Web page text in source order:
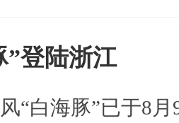
”登陆浙江
“白海豚”已于8